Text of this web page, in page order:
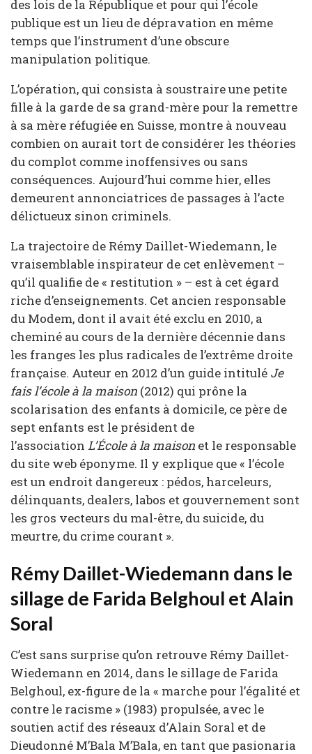
des lois de la République et pour qui l’école
publique est un lieu de dépravation en même
temps que l’instrument d’une obscure
manipulation politique.
L’opération, qui consista à soustraire une petite
fille à la garde de sa grand-mère pour la remettre
à sa mère réfugiée en Suisse, montre à nouveau
combien on aurait tort de considérer les théories
du complot comme inoffensives ou sans
conséquences. Aujourd’hui comme hier, elles
demeurent annonciatrices de passages à l’acte
délictueux sinon criminels.
La trajectoire de Rémy Daillet-Wiedemann, le
vraisemblable inspirateur de cet enlèvement –
qu’il qualifie de « restitution » – est à cet égard
riche d’enseignements. Cet ancien responsable
du Modem, dont il avait été exclu en 2010, a
cheminé au cours de la dernière décennie dans
les franges les plus radicales de l’extrême droite
française. Auteur en 2012 d’un guide intitulé Je
fais l’école à la maison (2012) qui prône la
scolarisation des enfants à domicile, ce père de
sept enfants est le président de
l’association L’École à la maison et le responsable
du site web éponyme. Il y explique que « l’école
est un endroit dangereux : pédos, harceleurs,
délinquants, dealers, labos et gouvernement sont
les gros vecteurs du mal-être, du suicide, du
meurtre, du crime courant ».
Rémy Daillet-Wiedemann dans le
sillage de Farida Belghoul et Alain
Soral
C’est sans surprise qu’on retrouve Rémy Daillet-
Wiedemann en 2014, dans le sillage de Farida
Belghoul, ex-figure de la « marche pour l’égalité et
contre le racisme » (1983) propulsée, avec le
soutien actif des réseaux d’Alain Soral et de
Dieudonné M’Bala M’Bala, en tant que pasionaria